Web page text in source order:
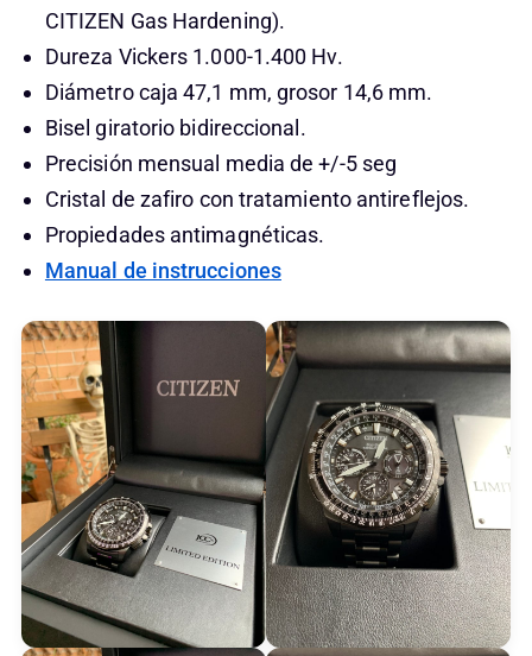
CITIZEN Gas Hardening).
Dureza Vickers 1.000-1.400 Hv.
Diámetro caja 47,1 mm, grosor 14,6 mm.
Bisel giratorio bidireccional.
Precisión mensual media de +/-5 seg
Cristal de zafiro con tratamiento antireflejos.
Propiedades antimagnéticas.
Manual de instrucciones